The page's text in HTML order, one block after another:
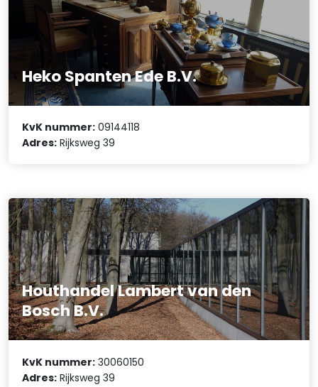
Heko Spanten Ede B.V.
KvK nummer: 09144118
Adres: Rijksweg 39
Houthandel Lambert van den
Bosch B.V.
KvK nummer: 30060150
Adres: Rijksweg 39